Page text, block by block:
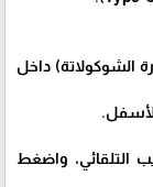
الشوكولاتة) داخل
التلقائي، واضغط